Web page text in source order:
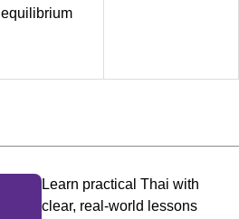
equilibrium
Learn practical Thai with
clear, real-world lessons